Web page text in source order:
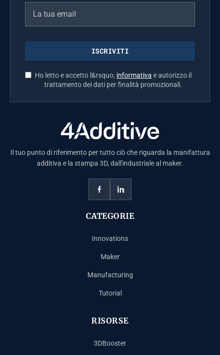
Ho letto e accetto l&rsquo; informativa e autorizzo il
trattamento dei dati per finalità promozionali.
Il tuo punto di riferimento per tutto ciò che riguarda la manifattura
additiva e la stampa 3D, dall'industriale al maker.
CATEGORIE
Innovations
Maker
Manufacturing
Tutorial
RISORSE
3DBooster